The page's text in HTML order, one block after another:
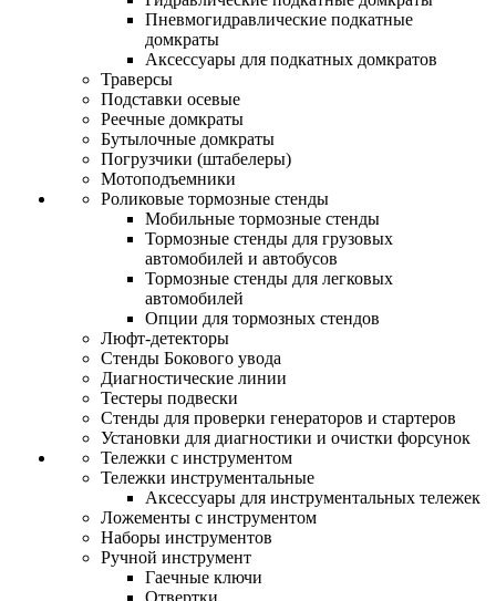
Пневмогидравлические подкатные
домкраты
Аксессуары для подкатных домкратов
Траверсы
Подставки осевые
Реечные домкраты
Бутылочные домкраты
Погрузчики (штабелеры)
Мотоподъемники
Роликовые тормозные стенды
Мобильные тормозные стенды
Тормозные стенды для грузовых
автомобилей и автобусов
Тормозные стенды для легковых
автомобилей
Опции для тормозных стендов
Люфт-детекторы
Стенды Бокового увода
Диагностические линии
Тестеры подвески
Стенды для проверки генераторов и стартеров
Установки для диагностики и очистки форсунок
Тележки с инструментом
Тележки инструментальные
Аксессуары для инструментальных тележек
Ложементы с инструментом
Наборы инструментов
Ручной инструмент
Гаечные ключи